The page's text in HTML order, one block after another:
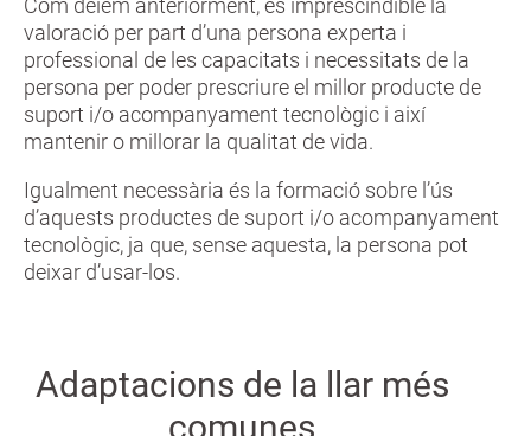
Com dèiem anteriorment, és imprescindible la
valoració per part d’una persona experta i
professional de les capacitats i necessitats de la
persona per poder prescriure el millor producte de
suport i/o acompanyament tecnològic i així
mantenir o millorar la qualitat de vida.
Igualment necessària és la formació sobre l’ús
d’aquests productes de suport i/o acompanyament
tecnològic, ja que, sense aquesta, la persona pot
deixar d’usar-los.
Adaptacions de la llar més
comunes